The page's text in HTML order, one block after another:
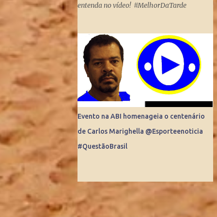
anônimos em celebridades e até criar
fenômenos como Juliette, mas ai já é um
ponto fora da curva.
entenda no vídeo! #MelhorDaTarde
Evento na ABI homenageia o centenário
de Carlos Marighella @Esporteenoticia
#QuestãoBrasil